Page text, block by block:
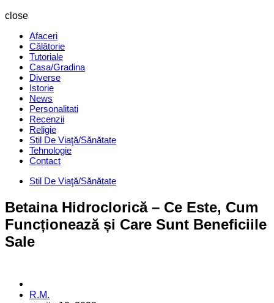
close
Afaceri
Călătorie
Tutoriale
Casa/Gradina
Diverse
Istorie
News
Personalitati
Recenzii
Religie
Stil De Viaţă/Sănătate
Tehnologie
Contact
CategoriesStil De Viaţă/Sănătate
Betaina Hidroclorică – Ce Este, Cum
Funcționează și Care Sunt Beneficiile
Sale
Posted
R.M.